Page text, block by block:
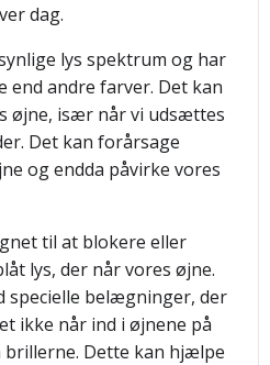
dag.
lys spektrum og har
andre farver. Det kan
øjne, især når vi udsættes
Det kan forårsage
og endda påvirke vores
til at blokere eller
lys, der når vores øjne.
specielle belægninger, der
ikke når ind i øjnene på
brillerne. Dette kan hjælpe